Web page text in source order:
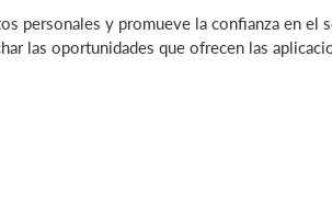
personales y promueve la confianza en el
las oportunidades que ofrecen las